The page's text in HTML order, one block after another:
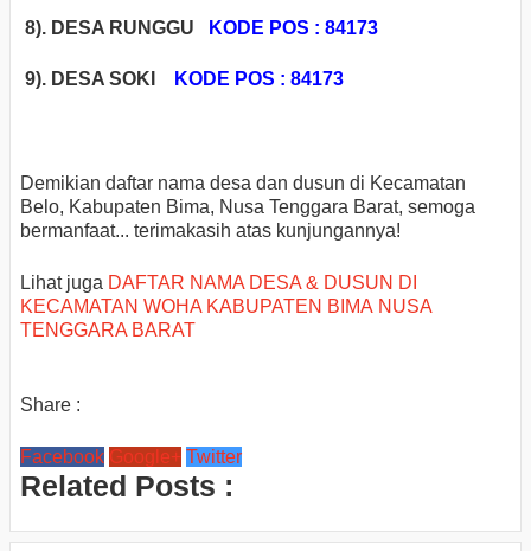
8). DESA RUNGGU KODE POS : 84173
9). DESA SOKI KODE POS : 84173
Demikian daftar nama desa dan dusun di Kecamatan
Belo, Kabupaten Bima, Nusa Tenggara Barat, semoga
bermanfaat... terimakasih atas kunjungannya!
Lihat juga DAFTAR NAMA DESA & DUSUN DI
KECAMATAN WOHA KABUPATEN BIMA NUSA
TENGGARA BARAT
Share :
Facebook Google+ Twitter
Related Posts :